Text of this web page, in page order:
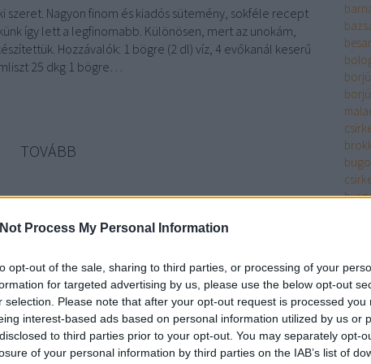
Process My Personal Information
opt-out of the sale, sharing to third parties, or processing of your
for targeted advertising by us, please use the below opt-out
selection. Please note that after your opt-out request is processed you
interest-based ads based on personal information utilized by us or
to third parties prior to your opt-out. You may separately opt-
of your personal information by third parties on the IAB’s list of
szeret. Nagyon finom és kiadós sütemény, sokféle recept
így lett a legfinomabb. Különösen, mert az unokám,
Hozzávalók: 1 bögre (2 dl) víz, 4 evőkanál keserű
25 dkg 1 bögre…
TOVÁBB
Szólj hozzá!
joghurt margarin porcukor kakaópor finomliszt
chili
filé